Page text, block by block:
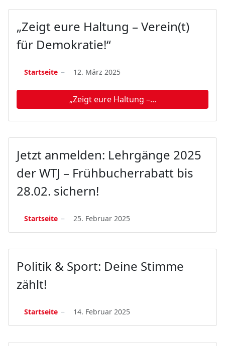
„Zeigt eure Haltung – Verein(t)
für Demokratie!“
Startseite 12. März 2025
„Zeigt eure Haltung –...
Jetzt anmelden: Lehrgänge 2025
der WTJ – Frühbucherrabatt bis
28.02. sichern!
Startseite 25. Februar 2025
Politik & Sport: Deine Stimme
zählt!
Startseite 14. Februar 2025